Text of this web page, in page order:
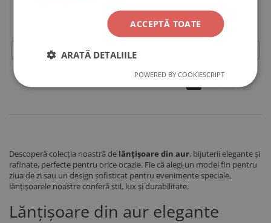
CONFIGUREAZA
290,00 Lei
Descoperă colecția noastră de lănțișoare din aur, bijuterii elegante și
rafinate, perfecte pentru orice ocazie. Fie că alegi un model fin pentru
ziua de zi sau un design sofisticat pentru evenimente speciale,
lănțișoarele noastre conferă stil, lux și durabilitate.
Lănțișoare din aur elegante
ACCEPTĂ TOATE
ARATĂ DETALIILE
POWERED BY COOKIESCRIPT